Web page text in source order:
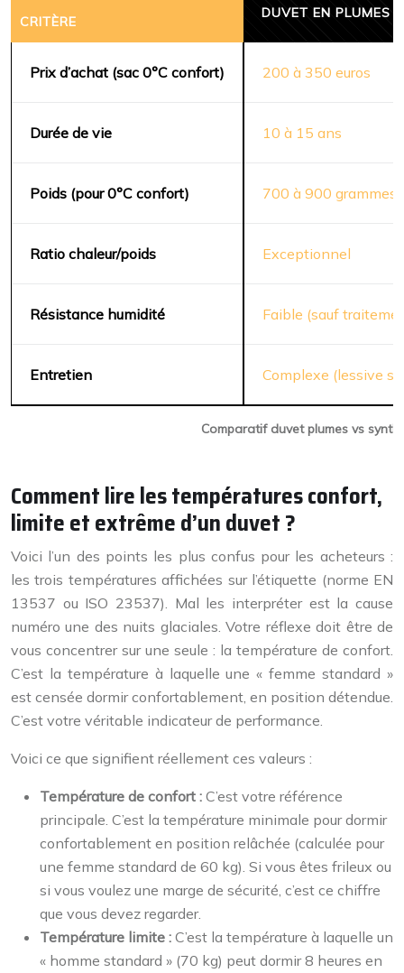
Comparatif duvet plumes vs
CRITÈRE
DUVET EN PLUMES
Prix d’achat (sac 0°C confort) 200 à 350 euros
Durée de vie 10 à 15 ans
Poids (pour 0°C confort) 700 à 900 grammes
Ratio chaleur/poids Exceptionnel
Résistance humidité Faible (sauf
Entretien Complexe (lessive
Comment lire les températures confort,
limite et extrême d’un duvet ?
Voici l’un des points les plus confus pour les acheteurs :
les trois températures affichées sur l’étiquette (norme EN
13537 ou ISO 23537). Mal les interpréter est la cause
numéro une des nuits glaciales. Votre réflexe doit être de
vous concentrer sur une seule : la température de confort.
C’est la température à laquelle une « femme standard »
est censée dormir confortablement, en position détendue.
C’est votre véritable indicateur de performance.
Voici ce que signifient réellement ces valeurs :
Température de confort : C’est votre référence
principale. C’est la température minimale pour dormir
confortablement en position relâchée (calculée pour
une femme standard de 60 kg). Si vous êtes frileux ou
si vous voulez une marge de sécurité, c’est ce chiffre
que vous devez regarder.
Température limite : C’est la température à laquelle un
« homme standard » (70 kg) peut dormir 8 heures en